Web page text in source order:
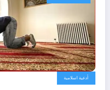
أدعية اسلامية